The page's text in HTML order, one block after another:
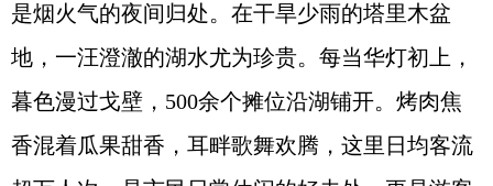
是烟火气的夜间归处。在干旱少雨的塔里木盆
地，一汪澄澈的湖水尤为珍贵。每当华灯初上，
暮色漫过戈壁，500余个摊位沿湖铺开。烤肉焦
香混着瓜果甜香，耳畔歌舞欢腾，这里日均客流